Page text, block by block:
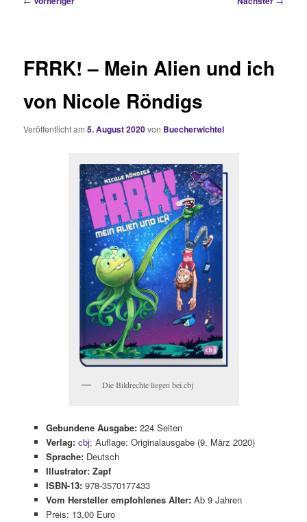
FRRK! – Mein Alien und ich
von Nicole Röndigs
Veröffentlicht am5. August 2020von Buecherwichtel
Die Bildrechte liegen bei cbj
Gebundene Ausgabe:224 Seiten
Verlag: cbj; Auflage: Originalausgabe (9. März 2020)
Sprache:Deutsch
Illustrator: Zapf
ISBN-13:978-3570177433
Vom Hersteller empfohlenes Alter:Ab 9 Jahren
Preis: 13,00 Euro